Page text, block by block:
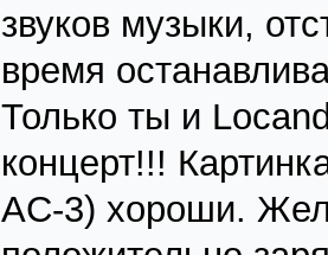
звуков музыки,
время
Только ты и
концерт!!!
AC-3) хороши.